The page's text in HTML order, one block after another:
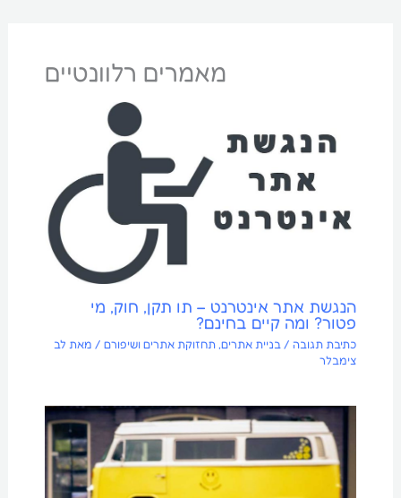
מאמרים רלוונטיים
הנגשת אתר אינטרנט – תו תקן, חוק, מי
פטור? ומה קיים בחינם?
כתיבת תגובה / בניית אתרים, תחזוקת אתרים ושיפורם/ מאת לב
צימבלר